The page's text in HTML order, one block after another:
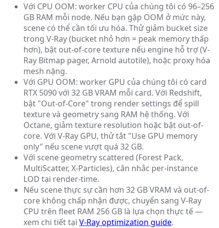
Với CPU OOM: worker CPU của chúng tôi có 96–256
GB RAM mỗi node. Nếu bạn gặp OOM ở mức này,
scene có thể cần tối ưu hóa. Thử giảm bucket size
trong V-Ray (bucket nhỏ hơn = peak memory thấp
hơn), bật out-of-core texture nếu engine hỗ trợ (V-
Ray Bitmap pager, Arnold autotile), hoặc proxy hóa
mesh nặng.
Với GPU OOM: worker GPU của chúng tôi có card
RTX 5090 với 32 GB VRAM mỗi card. Với Redshift,
bật "Out-of-Core" trong render settings để spill
texture và geometry sang RAM hệ thống. Với
Octane, giảm texture resolution hoặc bật out-of-
core. Với V-Ray GPU, thử tắt "Use GPU memory
only" nếu scene vượt quá 32 GB.
Với scene geometry scattered (Forest Pack,
MultiScatter, X-Particles), cân nhắc per-instance
LOD tại render-time.
Nếu scene thực sự cần hơn 32 GB VRAM và out-of-
core không chấp nhận được, chuyển sang V-Ray
CPU trên fleet RAM 256 GB là lựa chọn thực tế —
xem chi tiết tại V-Ray optimization guide.